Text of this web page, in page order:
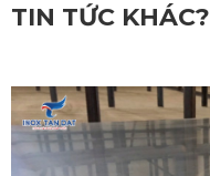
TIN TỨC KHÁC?